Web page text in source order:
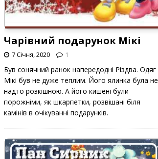
Чарівний подарунок Мікі
7 Січня, 2020 1
Був сонячний ранок напередодні Різдва. Одяг
Мікі був не дуже теплим. Його ялинка була не
надто розкішною. А його кишені були
порожніми, як шкарпетки, розвішані біля
камінів в очікуванні подарунків.